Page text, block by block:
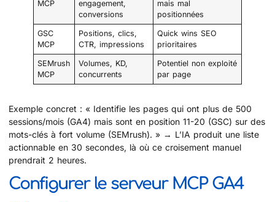
MCP
engagement,
conversions
mais mal
positionnées
GSC
MCP
Positions, clics,
CTR, impressions
Quick wins SEO
prioritaires
SEMrush
MCP
Volumes, KD,
concurrents
Potentiel non exploité
par page
Exemple concret : « Identifie les pages qui ont plus de 500
sessions/mois (GA4) mais sont en position 11-20 (GSC) sur des
mots-clés à fort volume (SEMrush). » → L’IA produit une liste
actionnable en 30 secondes, là où ce croisement manuel
prendrait 2 heures.
Configurer le serveur MCP GA4